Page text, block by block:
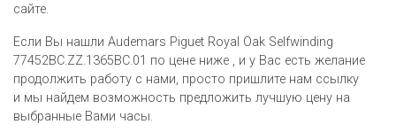
сайте.
Если Вы нашли Audemars Piguet Royal Oak Selfwinding
77452BC.ZZ.1365BC.01 по цене ниже , и у Вас есть желание
продолжить работу с нами, просто пришлите нам ссылку
и мы найдем возможность предложить лучшую цену на
выбранные Вами часы.